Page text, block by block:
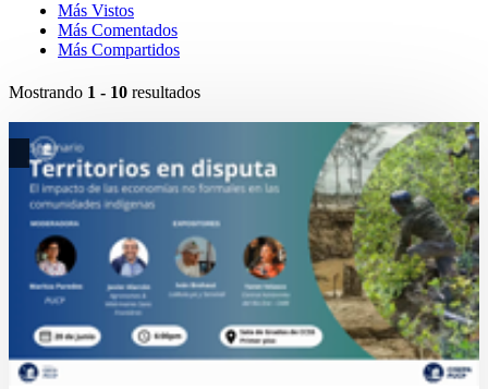
Más Vistos
Más Comentados
Más Compartidos
Mostrando 1 - 10 resultados